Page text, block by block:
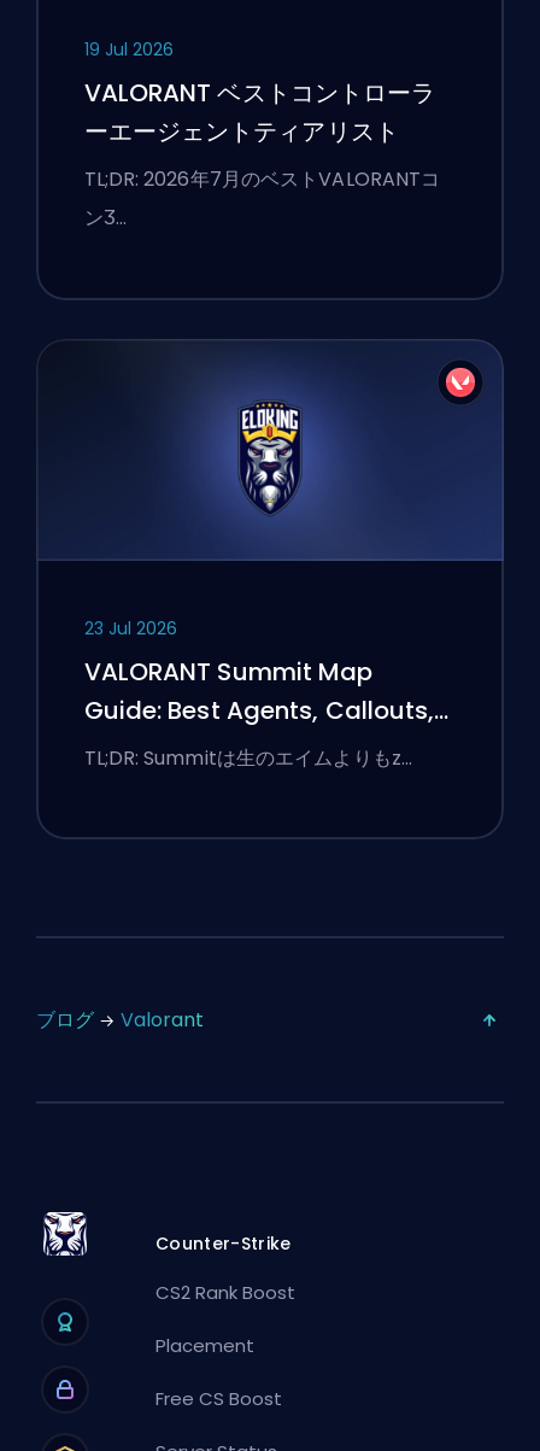
19 Jul 2026
VALORANT ベストコントローラ
ーエージェントティアリスト
TL;DR: 2026年7月のベストVALORANTコ
ンӠ…
23 Jul 2026
VALORANT Summit Map
Guide: Best Agents, Callouts,
and Smokes
TL;DR: Summitは生のエイムよりもz…
ブログ Valorant
Counter-Strike
CS2 Rank Boost
Placement
Free CS Boost